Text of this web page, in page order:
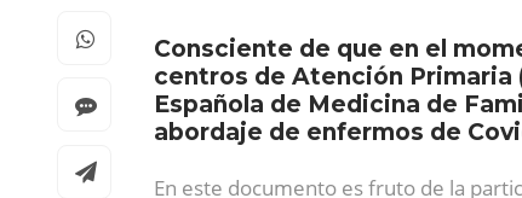
Consciente de que en el
centros de Atención Primaria
Española de Medicina de
abordaje de enfermos de
En este documento es fruto de la